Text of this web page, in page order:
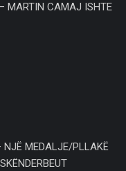
MARTIN CAMAJ ISHTE
NJË MEDALJE/PLLAKË